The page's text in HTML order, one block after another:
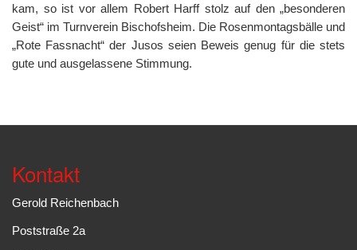
kam, so ist vor allem Robert Harff stolz auf den „besonderen
Geist“ im Turnverein Bischofsheim. Die Rosenmontagsbälle und
„Rote Fassnacht“ der Jusos seien Beweis genug für die stets
gute und ausgelassene Stimmung.
Kontakt
Gerold Reichenbach
Poststraße 2a